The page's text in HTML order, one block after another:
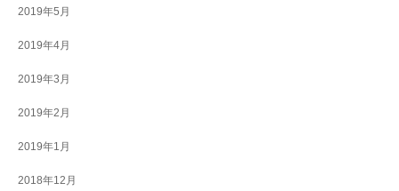
2019年5月
2019年4月
2019年3月
2019年2月
2019年1月
2018年12月